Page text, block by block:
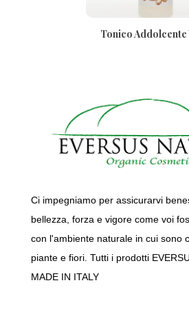
Tonico Addolcente
Ci impegniamo per assicurarvi
bellezza, forza e vigore come voi
con l'ambiente naturale in cui sono
piante e fiori. Tutti i prodotti
MADE IN ITALY